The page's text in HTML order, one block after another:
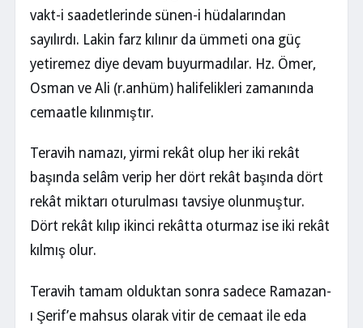
vakt-i saadetlerinde sünen-i hüdalarından
sayılırdı. Lakin farz kılınır da ümmeti ona güç
yetiremez diye devam buyurmadılar. Hz. Ömer,
Osman ve Ali (r.anhüm) halifelikleri zamanında
cemaatle kılınmıştır.
Teravih namazı, yirmi rekât olup her iki rekât
başında selâm verip her dört rekât başında dört
rekât miktarı oturulması tavsiye olunmuştur.
Dört rekât kılıp ikinci rekâtta oturmaz ise iki rekât
kılmış olur.
Teravih tamam olduktan sonra sadece Ramazan-
ı Şerif’e mahsus olarak vitir de cemaat ile eda